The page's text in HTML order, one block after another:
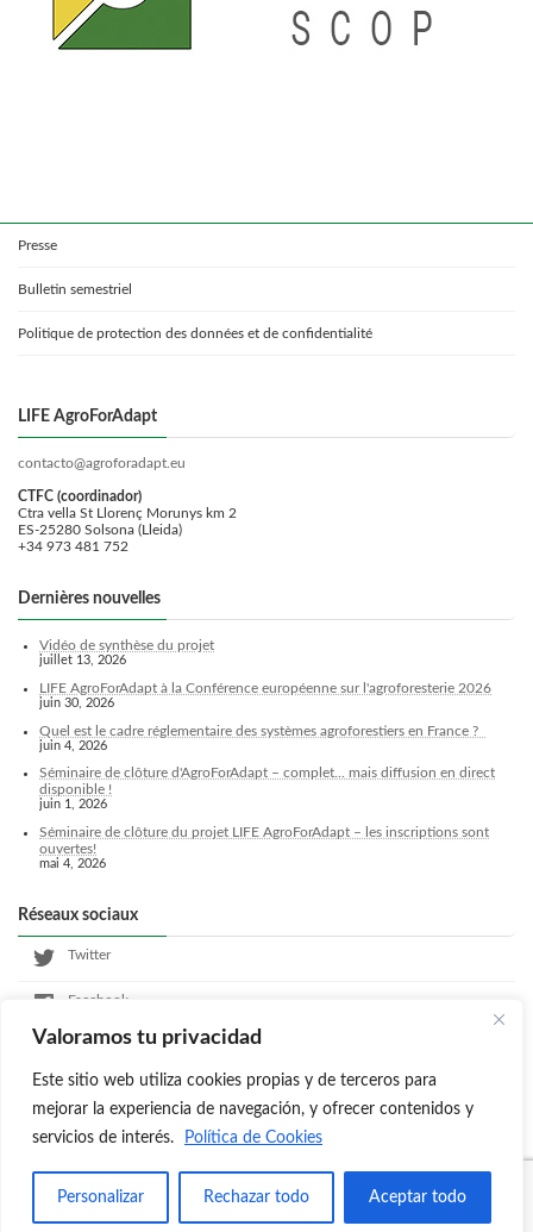
Valoramos tu privacidad
Este sitio web utiliza cookies propias y de terceros para
mejorar la experiencia de navegación, y ofrecer contenidos y
servicios de interés.
Política de Cookies
Personalizar Rechazar todo Aceptar todo
Presse
Bulletin semestriel
Politique de protection des données et de confidentialité
LIFE AgroForAdapt
contacto@agroforadapt.eu
CTFC (coordinador)
Ctra vella St Llorenç Morunys km 2
ES-25280 Solsona (Lleida)
+34 973 481 752
Dernières nouvelles
Vidéo de synthèse du projet
juillet 13, 2026
LIFE AgroForAdapt à la Conférence européenne sur l'agroforesterie 2026
juin 30, 2026
Quel est le cadre réglementaire des systèmes agroforestiers en France ?
juin 4, 2026
Séminaire de clôture d'AgroForAdapt – complet... mais diffusion en direct
disponible !
juin 1, 2026
Séminaire de clôture du projet LIFE AgroForAdapt – les inscriptions sont
ouvertes!
mai 4, 2026
Réseaux sociaux
Twitter
Facebook
LinkedIn
Instagram